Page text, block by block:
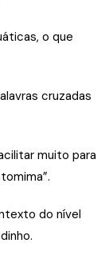
o que
cruzadas
muito para
do nível